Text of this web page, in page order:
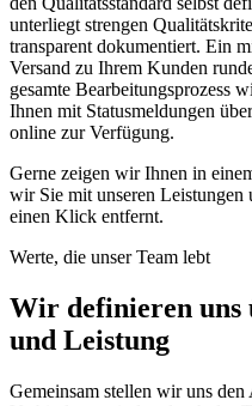
unterliegt strengen
transparent dokumentiert. Ein
Versand zu Ihrem Kunden
gesamte Bearbeitungsprozess
Ihnen mit Statusmeldungen
online zur Verfügung.
Gerne zeigen wir Ihnen in
wir Sie mit unseren Leistungen
einen Klick entfernt.
Werte, die unser Team lebt
Wir definieren uns
und Leistung
Gemeinsam stellen wir uns